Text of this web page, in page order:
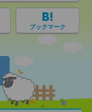
ブックマーク